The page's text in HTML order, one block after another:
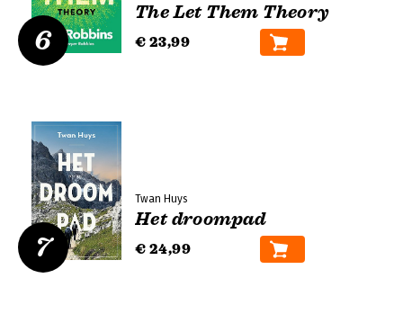
6
The Let Them Theory
€ 23,99
7
Twan Huys
Het droompad
€ 24,99